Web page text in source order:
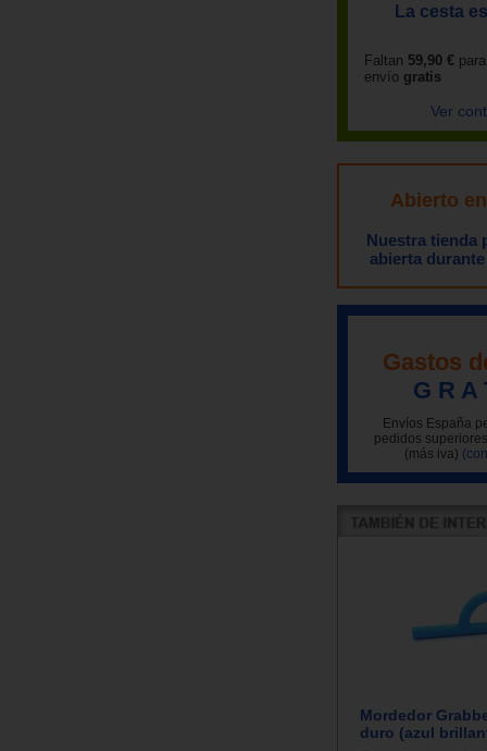
La cesta
Faltan 59,90 €
envío gratis
Ver
Abierto
Nuestra tienda
abierta
Gastos
G R A
Envíos España
pedidos
(más iva)
Mordedor
duro (azul